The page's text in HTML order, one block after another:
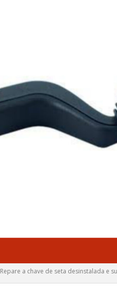
Repare a chave de seta desinstalada e